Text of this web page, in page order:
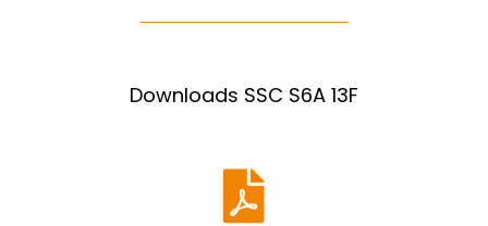
Downloads SSC S6A 13F